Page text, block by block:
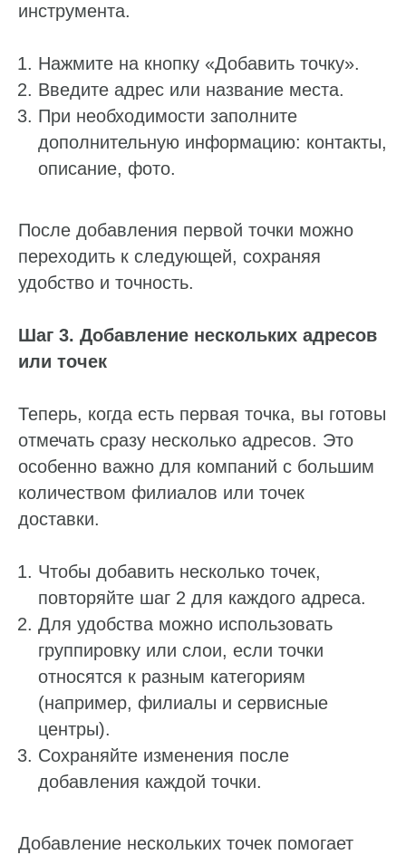
инструмента.
Нажмите на кнопку «Добавить точку».
Введите адрес или название места.
При необходимости заполните
дополнительную информацию: контакты,
описание, фото.
После добавления первой точки можно
переходить к следующей, сохраняя
удобство и точность.
Шаг 3. Добавление нескольких адресов
или точек
Теперь, когда есть первая точка, вы готовы
отмечать сразу несколько адресов. Это
особенно важно для компаний с большим
количеством филиалов или точек
доставки.
Чтобы добавить несколько точек,
повторяйте шаг 2 для каждого адреса.
Для удобства можно использовать
группировку или слои, если точки
относятся к разным категориям
(например, филиалы и сервисные
центры).
Сохраняйте изменения после
добавления каждой точки.
Добавление нескольких точек помогает